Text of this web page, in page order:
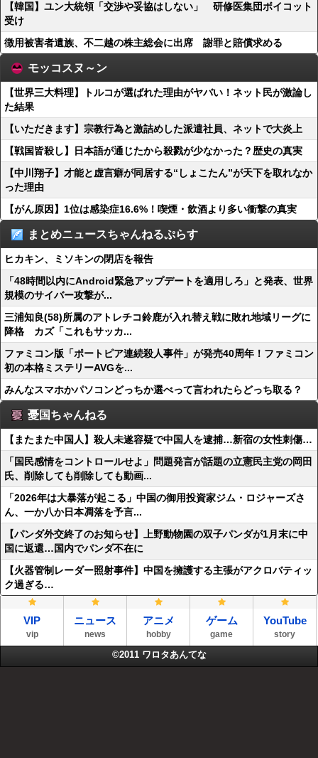
【韓国】ユン大統領「交渉や妥協はしない」 研修医集団ボイコット
受け
徴用被害者遺族、不二越の株主総会に出席 謝罪と賠償求める
モッコスヌ～ン
【世界三大料理】トルコが選ばれた理由がヤバい！ネット民が激論し
た結果
【いただきます】宗教行為と激詰めした派遣社員、ネットで大炎上
【戦国皆殺し】日本語が通じたから殺戮が少なかった？歴史の真実
【中川翔子】才能と虚言癖が同居する“しょこたん”が天下を取れなか
った理由
【がん原因】1位は感染症16.6%！喫煙・飲酒より多い衝撃の真実
まとめニュースちゃんねるぷらす
ヒカキン、ミソキンの閉店を報告
「48時間以内にAndroid緊急アップデートを適用しろ」と発表、世界
規模のサイバー攻撃が...
三浦知良(58)所属のアトレチコ鈴鹿が入れ替え戦に敗れ地域リーグに
降格 カズ「これもサッカ...
ファミコン版「ポートピア連続殺人事件」が発売40周年！ファミコン
初の本格ミステリーAVGを...
みんなスマホかパソコンどっちか選べって言われたらどっち取る？
憂国ちゃんねる
【またまた中国人】殺人未遂容疑で中国人を逮捕…新宿の女性刺傷…
「国民感情をコントロールせよ」問題発言が話題の立憲民主党の岡田
氏、削除しても削除しても動画...
「2026年は大暴落が起こる」中国の御用投資家ジム・ロジャーズさ
ん、一か八か日本凋落を予言...
【パンダ外交終了のお知らせ】上野動物園の双子パンダが1月末に中
国に返還…国内でパンダ不在に
【火器管制レーダー照射事件】中国を擁護する主張がアクロバティッ
ク過ぎる…
VIP
vip
ニュース
news
アニメ
hobby
ゲーム
game
YouTube
story
©2011 ワロタあんてな